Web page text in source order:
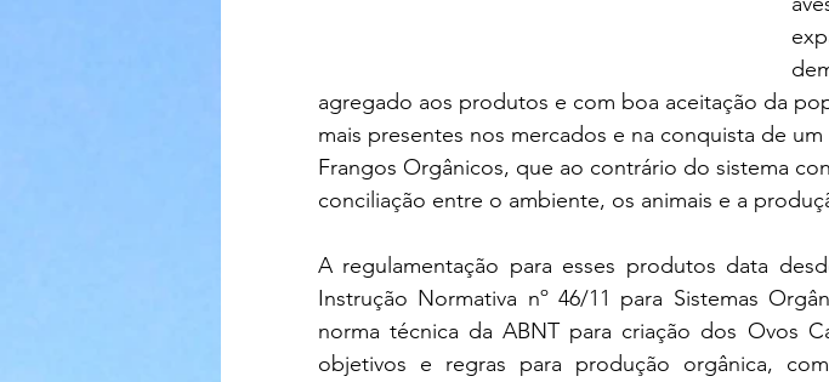
agregado aos produtos e com boa aceitação da
mais presentes nos mercados e na conquista de
Frangos Orgânicos, que ao contrário do sistema
conciliação entre o ambiente, os animais e a
A regulamentação para esses produtos data
Instrução Normativa nº 46/11 para Sistemas
norma técnica da ABNT para criação dos Ovos
objetivos e regras para produção orgânica,